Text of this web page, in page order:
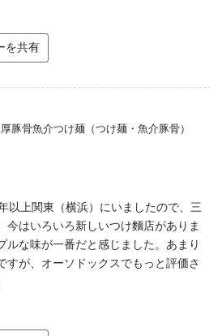
を共有
豚骨魚介つけ麺（つけ麺・魚介豚骨）
以上関東（横浜）にいましたので、三
今はいろいろ新しいつけ麵店がありま
ルな味が一番だと感じました。あまり
すが、オーソドックスでもっと評価さ